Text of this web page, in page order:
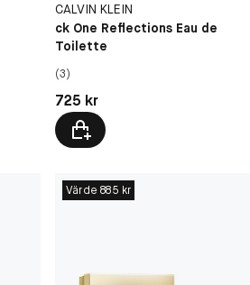
CALVIN KLEIN
ck One Reflections Eau de
Toilette
(3)
Pris: 725 kr
725 kr
Värde 885 kr